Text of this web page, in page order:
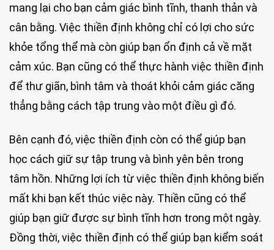
mang lại cho bạn cảm giác bình tĩnh, thanh thản và
cân bằng. Việc thiền định không chỉ có lợi cho sức
khỏe tổng thể mà còn giúp bạn ổn định cả về mặt
cảm xúc. Bạn cũng có thể thực hành việc thiền định
để thư giãn, bình tâm và thoát khỏi cảm giác căng
thẳng bằng cách tập trung vào một điều gì đó.
Bên cạnh đó, việc thiền định còn có thể giúp bạn
học cách giữ sự tập trung và bình yên bên trong
tâm hồn. Những lợi ích từ việc thiền định không biến
mất khi bạn kết thúc việc này. Thiền cũng có thể
giúp bạn giữ được sự bình tĩnh hơn trong một ngày.
Đồng thời, việc thiền định có thể giúp bạn kiểm soát